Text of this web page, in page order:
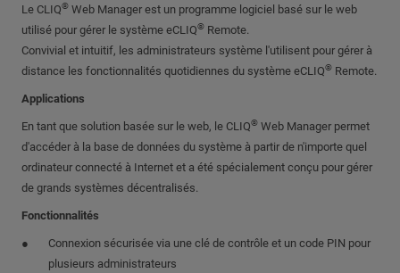
Le CLIQ® Web Manager est un programme logiciel basé sur le web
utilisé pour gérer le système eCLIQ® Remote.
Convivial et intuitif, les administrateurs système l'utilisent pour gérer à
distance les fonctionnalités quotidiennes du système eCLIQ® Remote.
Applications
En tant que solution basée sur le web, le CLIQ® Web Manager permet
d'accéder à la base de données du système à partir de n'importe quel
ordinateur connecté à Internet et a été spécialement conçu pour gérer
de grands systèmes décentralisés.
Fonctionnalités
Connexion sécurisée via une clé de contrôle et un code PIN pour
plusieurs administrateurs